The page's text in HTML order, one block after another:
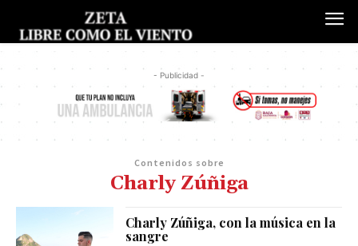
- Publicidad -
Contenidos sobre
Charly Zúñiga
Charly Zúñiga, con la música en la
sangre